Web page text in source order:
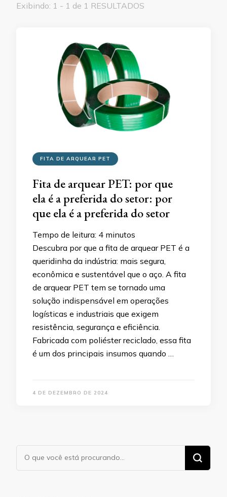
Exibindo: 1 - 1 de 1 RESULTADOS
FITA DE ARQUEAR PET
Fita de arquear PET: por que
ela é a preferida do setor: por
que ela é a preferida do setor
Tempo de leitura: 4 minutos
Descubra por que a fita de arquear PET é a
queridinha da indústria: mais segura,
econômica e sustentável que o aço. A fita
de arquear PET tem se tornado uma
solução indispensável em operações
logísticas e industriais que exigem
resistência, segurança e eficiência.
Fabricada com poliéster reciclado, essa fita
é um dos principais insumos quando …
4 DE DEZEMBRO DE 2024
Procurando
algo?